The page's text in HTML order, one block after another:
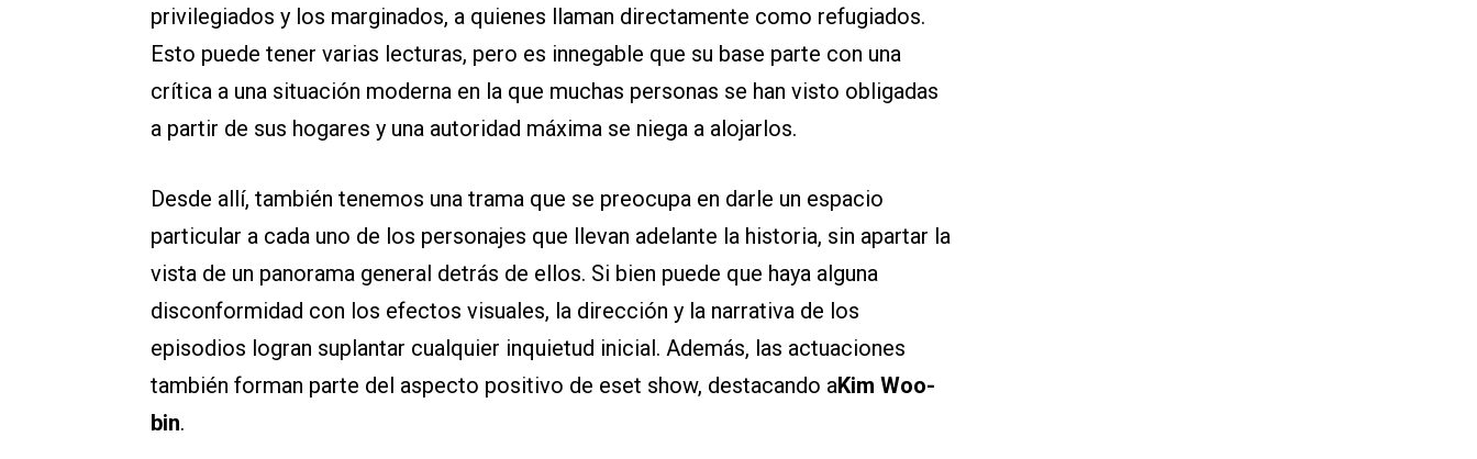
privilegiados y los marginados, a quienes llaman directamente como refugiados.
Esto puede tener varias lecturas, pero es innegable que su base parte con una
crítica a una situación moderna en la que muchas personas se han visto obligadas
a partir de sus hogares y una autoridad máxima se niega a alojarlos.
Desde allí, también tenemos una trama que se preocupa en darle un espacio
particular a cada uno de los personajes que llevan adelante la historia, sin apartar la
vista de un panorama general detrás de ellos. Si bien puede que haya alguna
disconformidad con los efectos visuales, la dirección y la narrativa de los
episodios logran suplantar cualquier inquietud inicial. Además, las actuaciones
también forman parte del aspecto positivo de eset show, destacando aKim Woo-
bin.